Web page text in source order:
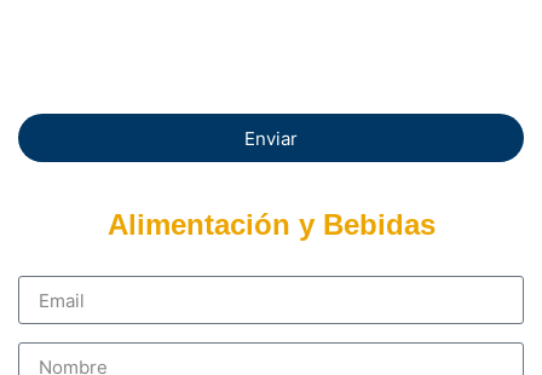
Enviar
Alimentación y Bebidas